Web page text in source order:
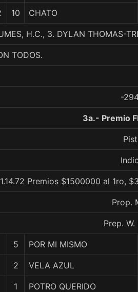
10 CHATO
H.C., 3. DYLAN THOMAS-
TODOS.
-
3a.- Premio
Premios $1500000 al 1ro,
Prop.
Prep.
5 POR MI MISMO
2 VELA AZUL
1 POTRO QUERIDO